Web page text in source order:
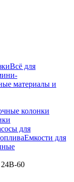
Всё для
материалы и
колонки
для
Емкости для
24В-60